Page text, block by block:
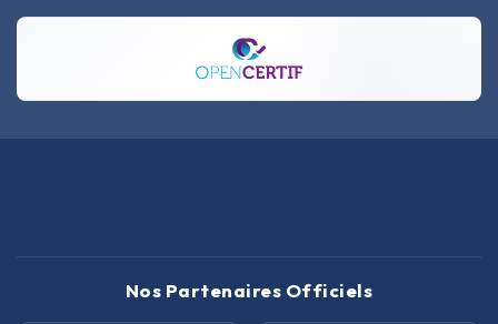
Nos Partenaires Officiels